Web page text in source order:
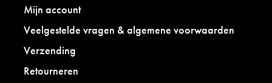
Mijn account
Veelgestelde vragen & algemene voorwaarden
Verzending
Retourneren